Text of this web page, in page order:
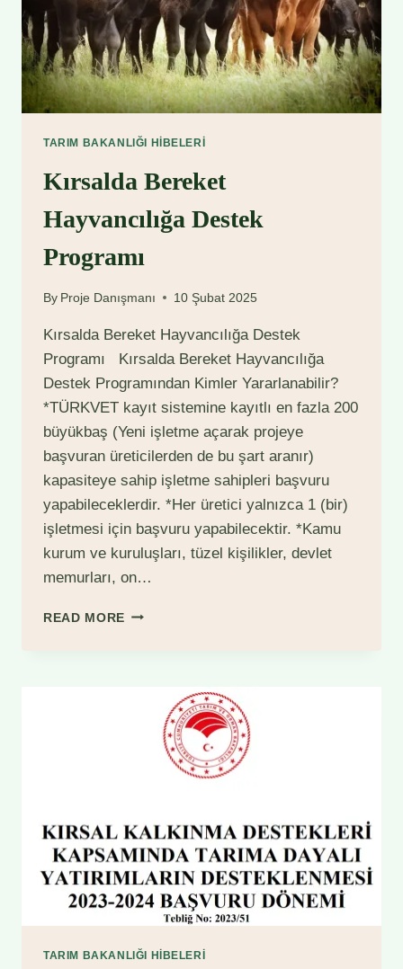
TARIM BAKANLIĞI HIBELERI
Kırsalda Bereket
Hayvancılığa Destek
Programı
By Proje Danışmanı 10 Şubat 2025
Kırsalda Bereket Hayvancılığa Destek
Programı Kırsalda Bereket Hayvancılığa
Destek Programından Kimler Yararlanabilir?
*TÜRKVET kayıt sistemine kayıtlı en fazla 200
büyükbaş (Yeni işletme açarak projeye
başvuran üreticilerden de bu şart aranır)
kapasiteye sahip işletme sahipleri başvuru
yapabileceklerdir. *Her üretici yalnızca 1 (bir)
işletmesi için başvuru yapabilecektir. *Kamu
kurum ve kuruluşları, tüzel kişilikler, devlet
memurları, on…
READ MORE KIRSALDA
TARIM BAKANLIĞI HIBELERI